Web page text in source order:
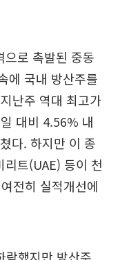
으로 촉발된 중동
에 국내 방산주를
난주 역대 최고가
대비 4.56% 내
다. 하지만 이 종
트(UAE) 등이 천
전히 실적개선에